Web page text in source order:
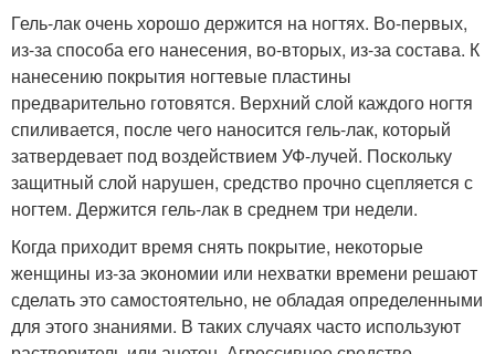
Гель-лак очень хорошо держится на ногтях. Во-первых,
из-за способа его нанесения, во-вторых, из-за состава. К
нанесению покрытия ногтевые пластины
предварительно готовятся. Верхний слой каждого ногтя
спиливается, после чего наносится гель-лак, который
затвердевает под воздействием УФ-лучей. Поскольку
защитный слой нарушен, средство прочно сцепляется с
ногтем. Держится гель-лак в среднем три недели.
Когда приходит время снять покрытие, некоторые
женщины из-за экономии или нехватки времени решают
сделать это самостоятельно, не обладая определенными
для этого знаниями. В таких случаях часто используют